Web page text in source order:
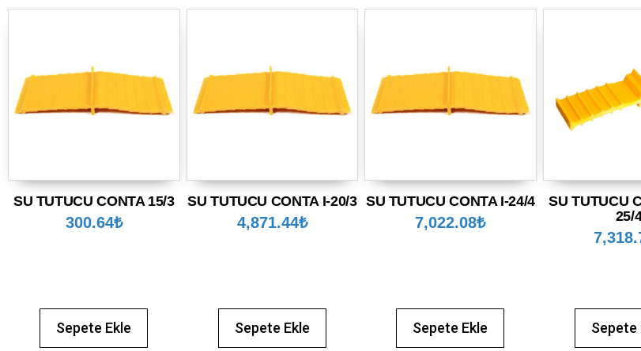
SU TUTUCU CONTA 15/3
300.64₺
Sepete Ekle
SU TUTUCU CONTA I-20/3
4,871.44₺
Sepete Ekle
SU TUTUCU CONTA I-24/4
7,022.08₺
Sepete Ekle
SU TUTUCU
25/
Sepete